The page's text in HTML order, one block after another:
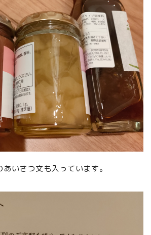
いさつ文も入っています。